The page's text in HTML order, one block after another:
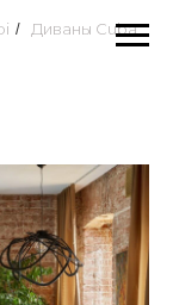
/ Диваны Cuba